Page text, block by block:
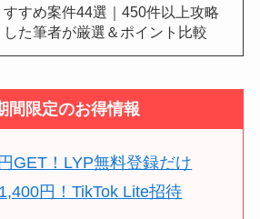
すすめ案件44選｜450件以上攻略
した筆者が厳選＆ポイント比較
間限定のお得情報
GET！LYP無料登録だけ
円！TikTok Lite招待